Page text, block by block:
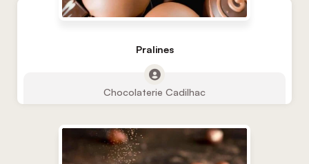
Pralines
Chocolaterie Cadilhac